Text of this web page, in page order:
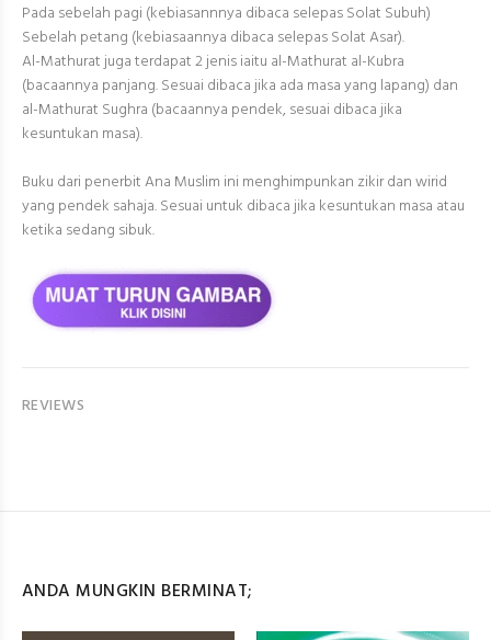
Pada sebelah pagi (kebiasannnya dibaca selepas Solat Subuh)
Sebelah petang (kebiasaannya dibaca selepas Solat Asar).
Al-Mathurat juga terdapat 2 jenis iaitu al-Mathurat al-Kubra
(bacaannya panjang. Sesuai dibaca jika ada masa yang lapang) dan
al-Mathurat Sughra (bacaannya pendek, sesuai dibaca jika
kesuntukan masa).
Buku dari penerbit Ana Muslim ini menghimpunkan zikir dan wirid
yang pendek sahaja. Sesuai untuk dibaca jika kesuntukan masa atau
ketika sedang sibuk.
REVIEWS
ANDA MUNGKIN BERMINAT;